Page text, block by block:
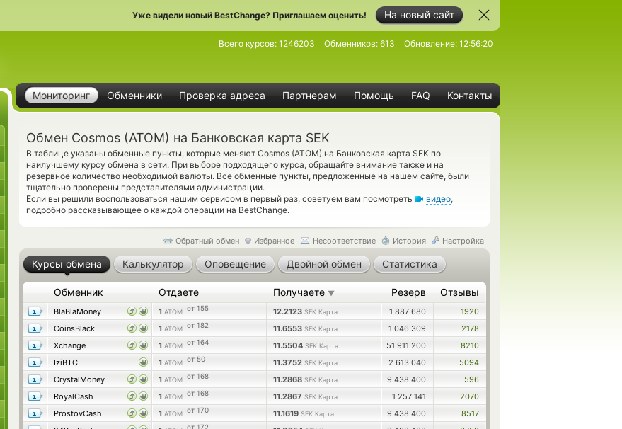
На новый сайт
Уже видели новый BestChange? Приглашаем оценить!
Мониторинг Обменники Проверка адреса Партнерам Помощь FAQ Контакты
Всего курсов: 1246203 Обменников: 613 Обновление: 12:56:20
Обмен Cosmos (ATOM) на Банковская карта SEK
В таблице указаны обменные пункты, которые меняют Cosmos (ATOM) на Банковская карта SEK по
наилучшему курсу обмена в сети. При выборе подходящего курса, обращайте внимание также и на
резервное количество необходимой валюты. Все обменные пункты, предложенные на нашем сайте, были
тщательно проверены представителями администрации.
Если вы решили воспользоваться нашим сервисом в первый раз, советуем вам посмотреть
видео,
подробно рассказывающее о каждой операции на BestChange.
Обратный обмен Избранное Несоответствие История Настройка
Курсы обмена Калькулятор Оповещение Двойной обмен Статистика
Обменник Отдаете Получаете ▼ Резерв Отзывы
BlaBlaMoney 1 ATOM от 155 12.2123 SEK Карта 1 887 680
1920
CoinsBlack
1 ATOM от 182 11.6553 SEK Карта 1 046 309
2178
Xchange
1 ATOM от 164 11.5504 SEK Карта 51 911 200
8210
IziBTC
1 ATOM от 50 11.3752 SEK Карта 2 613 040
5094
CrystalMoney
1 ATOM от 168 11.2868 SEK Карта 9 438 400
596
RoyalCash
1 ATOM от 168 11.2867 SEK Карта 1 257 141
2070
ProstovCash
1 ATOM от 170 11.1619 SEK Карта 9 438 400
8517
от 172